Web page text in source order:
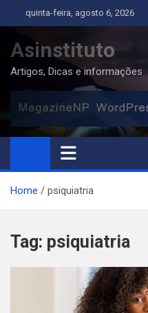
to
content
quinta-feira, agosto 6, 2026
Asinstituto
Artigos, Dicas e informações
Home psiquiatria
Tag: psiquiatria